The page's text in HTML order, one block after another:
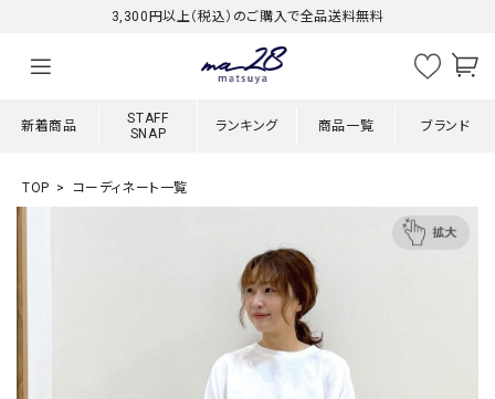
3,300円以上（税込）のご購入で全品送料無料
新着商品
STAFF
SNAP
ランキング 商品一覧 ブランド
TOP コーディネート一覧